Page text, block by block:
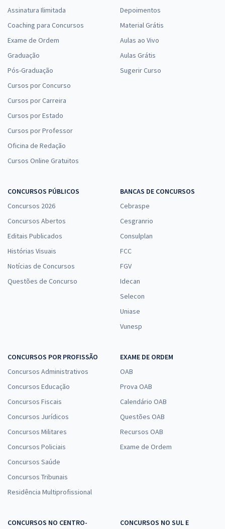
Assinatura Ilimitada
Coaching para Concursos
Exame de Ordem
Graduação
Pós-Graduação
Cursos por Concurso
Cursos por Carreira
Cursos por Estado
Cursos por Professor
Oficina de Redação
Cursos Online Gratuitos
Depoimentos
Material Grátis
Aulas ao Vivo
Aulas Grátis
Sugerir Curso
CONCURSOS PÚBLICOS
Concursos 2026
Concursos Abertos
Editais Publicados
Histórias Visuais
Notícias de Concursos
Questões de Concurso
BANCAS DE CONCURSOS
Cebraspe
Cesgranrio
Consulplan
FCC
FGV
Idecan
Selecon
Uniase
Vunesp
CONCURSOS POR PROFISSÃO
Concursos Administrativos
Concursos Educação
Concursos Fiscais
Concursos Jurídicos
Concursos Militares
Concursos Policiais
Concursos Saúde
Concursos Tribunais
Residência Multiprofissional
EXAME DE ORDEM
OAB
Prova OAB
Calendário OAB
Questões OAB
Recursos OAB
Exame de Ordem
CONCURSOS NO CENTRO-
CONCURSOS NO SUL E